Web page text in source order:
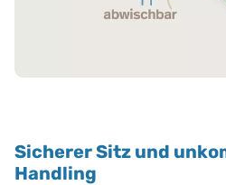
Sicherer Sitz und
Handling